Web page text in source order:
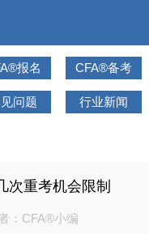
报名 CFA®备考
问题 行业新闻
次重考机会限制
：CFA®小编